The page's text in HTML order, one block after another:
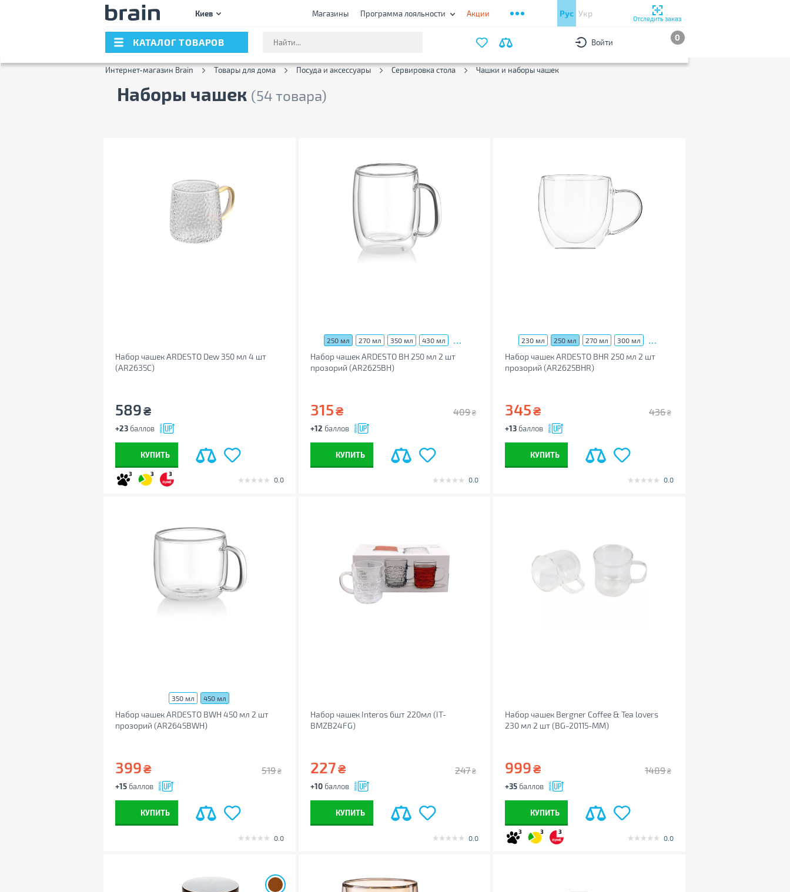
Киев Магазины Программа лояльности Акции Рус Укр
Отследить заказ
КАТАЛОГ ТОВАРОВ Войти 0
Интернет-магазин Brain Товары для дома Посуда и аксессуары Сервировка стола Чашки и наборы чашек
Наборы чашек (54 товара)
ФИЛЬТРЫ По популярности
Набор чашек ARDESTO Dew 350 мл 4 шт
(AR2635C)
589₴
+23 баллов
КУПИТЬ
3 3 3
0.0
250 мл 270 мл 350 мл 430 мл ...
Набор чашек ARDESTO BH 250 мл 2 шт
прозорий (AR2625BH)
315₴ 409 ₴
+12 баллов
КУПИТЬ
0.0
230 мл 250 мл 270 мл 300 мл ...
Набор чашек ARDESTO BHR 250 мл 2 шт
прозорий (AR2625BHR)
345₴ 436 ₴
+13 баллов
КУПИТЬ
0.0
350 мл 450 мл
Набор чашек ARDESTO BWH 450 мл 2 шт
прозорий (AR2645BWH)
399₴ 519 ₴
+15 баллов
КУПИТЬ
0.0
Набор чашек Interos 6шт 220мл (ІТ-
BMZB24FG)
227₴ 247 ₴
+10баллов
КУПИТЬ
0.0
Набор чашек Bergner Coffee & Tea lovers
230 мл 2 шт (BG-20115-MM)
999₴ 1489 ₴
+35 баллов
КУПИТЬ
3 3 3
0.0